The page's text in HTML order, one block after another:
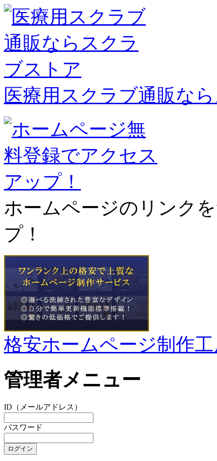
医療用スクラブ通販な
ホームページのリンク
プ！
格安ホームページ制作
管理者メニュー
ID（メールアドレス）
パスワード